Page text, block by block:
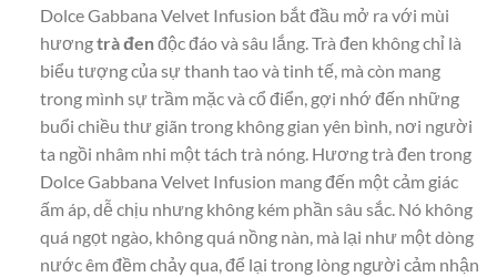
Dolce Gabbana Velvet Infusion bắt đầu mở ra với mùi
hươngtrà đenđộc đáo và sâu lắng. Trà đen không chỉ là
biểu tượng của sự thanh tao và tinh tế, mà còn mang
trong mình sự trầm mặc và cổ điển, gợi nhớ đến những
buổi chiều thư giãn trong không gian yên bình, nơi người
ta ngồi nhâm nhi một tách trà nóng. Hương trà đen trong
Dolce Gabbana Velvet Infusion mang đến một cảm giác
ấm áp, dễ chịu nhưng không kém phần sâu sắc. Nó không
quá ngọt ngào, không quá nồng nàn, mà lại như một dòng
nước êm đềm chảy qua, để lại trong lòng người cảm nhận